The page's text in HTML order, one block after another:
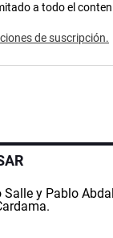
a todo el
de suscripción.